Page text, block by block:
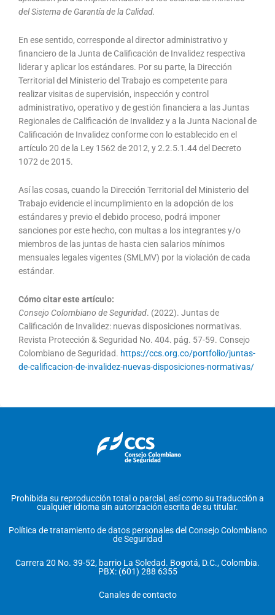
del Sistema de Garantía de la Calidad.
En ese sentido, corresponde al director administrativo y
financiero de la Junta de Calificación de Invalidez respectiva
liderar y aplicar los estándares. Por su parte, la Dirección
Territorial del Ministerio del Trabajo es competente para
realizar visitas de supervisión, inspección y control
administrativo, operativo y de gestión financiera a las Juntas
Regionales de Calificación de Invalidez y a la Junta Nacional de
Calificación de Invalidez conforme con lo establecido en el
artículo 20 de la Ley 1562 de 2012, y 2.2.5.1.44 del Decreto
1072 de 2015.
Así las cosas, cuando la Dirección Territorial del Ministerio del
Trabajo evidencie el incumplimiento en la adopción de los
estándares y previo el debido proceso, podrá imponer
sanciones por este hecho, con multas a los integrantes y/o
miembros de las juntas de hasta cien salarios mínimos
mensuales legales vigentes (SMLMV) por la violación de cada
estándar.
Cómo citar este artículo:
Consejo Colombiano de Seguridad. (2022). Juntas de
Calificación de Invalidez: nuevas disposiciones normativas.
Revista Protección & Seguridad No. 404. pág. 57-59. Consejo
Colombiano de Seguridad. https://ccs.org.co/portfolio/juntas-
de-calificacion-de-invalidez-nuevas-disposiciones-normativas/
Prohibida su reproducción total o parcial, así como su traducción a
cualquier idioma sin autorización escrita de su titular.
Política de tratamiento de datos personales del Consejo Colombiano
de Seguridad
Carrera 20 No. 39-52, barrio La Soledad. Bogotá, D.C., Colombia.
PBX: (601) 288 6355
Canales de contacto